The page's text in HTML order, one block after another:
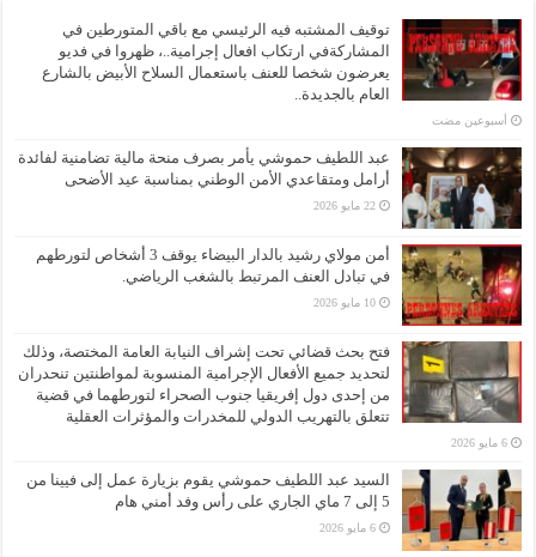
توقيف المشتبه فيه الرئيسي مع باقي المتورطين في
المشاركةفي ارتكاب افعال إجرامية..، ظهروا في فديو
يعرضون شخصا للعنف باستعمال السلاح الأبيض بالشارع
العام بالجديدة..
‏أسبوعين مضت
عبد اللطيف حموشي يأمر بصرف منحة مالية تضامنية لفائدة
أرامل ومتقاعدي الأمن الوطني بمناسبة عيد الأضحى
22 مايو 2026
أمن مولاي رشيد بالدار البيضاء يوقف 3 أشخاص لتورطهم
في تبادل العنف المرتبط بالشغب الرياضي.
10 مايو 2026
فتح بحث قضائي تحت إشراف النيابة العامة المختصة، وذلك
لتحديد جميع الأفعال الإجرامية المنسوبة لمواطنتين تنحدران
من إحدى دول إفريقيا جنوب الصحراء لتورطهما في قضية
تتعلق بالتهريب الدولي للمخدرات والمؤثرات العقلية
6 مايو 2026
السيد عبد اللطيف حموشي يقوم بزيارة عمل إلى فيينا من
5 إلى 7 ماي الجاري على رأس وفد أمني هام
6 مايو 2026